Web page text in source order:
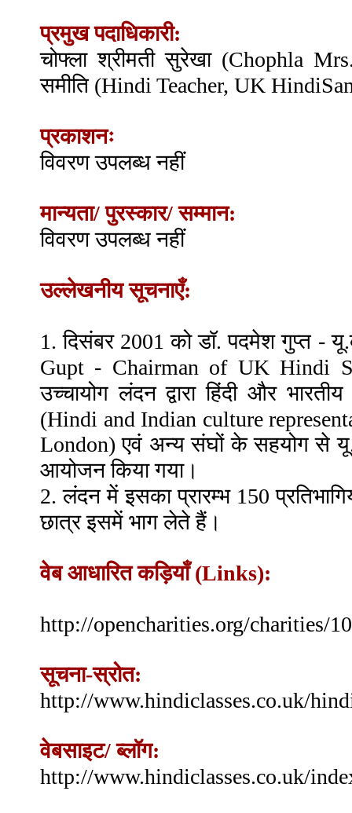
प्रमुख पदाधिकारी:
चोफ्ला श्रीमती सुरेखा (Chophla
समीति (Hindi Teacher, UK
प्रकाशनः
विवरण उपलब्ध नहीं
मान्यता/ पुरस्कार/ सम्मान:
विवरण उपलब्ध नहीं
उल्लेखनीय सूचनाएँ:
1. दिसंबर 2001 को डॉ. पदमेश गुप्त -
Gupt - Chairman of UK Hindi
उच्चायोग लंदन द्वारा हिंदी और
(Hindi and Indian culture
London) एवं अन्य संघों के सहयोग से
आयोजन किया गया।
2. लंदन में इसका प्रारम्भ 150
छात्र इसमें भाग लेते हैं।
वेब आधारित कड़ियाँ (Links):
http://opencharities.org/charities/
सूचना-स्रोत:
http://www.hindiclasses.co.uk/
वेबसाइट/ ब्लॉग:
http://www.hindiclasses.co.uk/